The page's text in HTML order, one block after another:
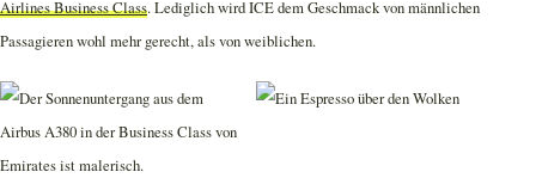
Airlines Business Class. Lediglich wird ICE dem Geschmack von männlichen
Passagieren wohl mehr gerecht, als von weiblichen.